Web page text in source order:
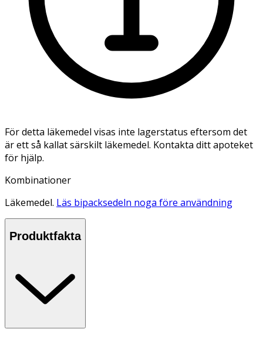
För detta läkemedel visas inte lagerstatus eftersom det
är ett så kallat särskilt läkemedel. Kontakta ditt apoteket
för hjälp.
Kombinationer
Läkemedel. Läs bipacksedeln noga före användning
Produktfakta